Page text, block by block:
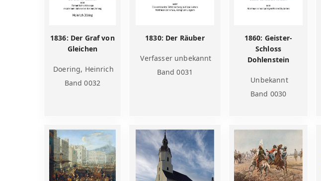
1836: Der Graf von
Gleichen
Doering, Heinrich
Band 0032
1830: Der Räuber
Verfasser unbekannt
Band 0031
1860: Geister-
Schloss
Dohlenstein
Unbekannt
Band 0030